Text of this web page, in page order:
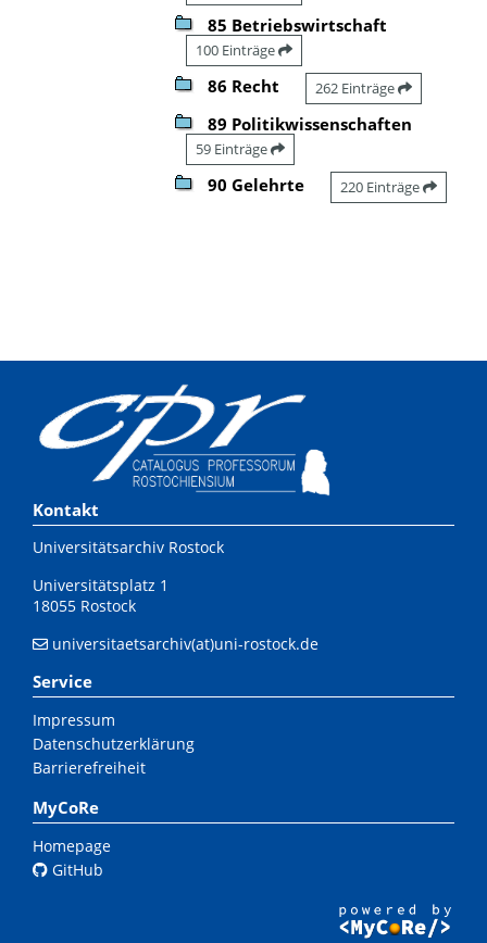
85 Betriebswirtschaft
100 Einträge
86 Recht 262 Einträge
89 Politikwissenschaften
59 Einträge
90 Gelehrte 220 Einträge
Kontakt
Universitätsarchiv Rostock
Universitätsplatz 1
18055 Rostock
universitaetsarchiv(at)uni-rostock.de
Service
Impressum
Datenschutzerklärung
Barrierefreiheit
MyCoRe
Homepage
GitHub